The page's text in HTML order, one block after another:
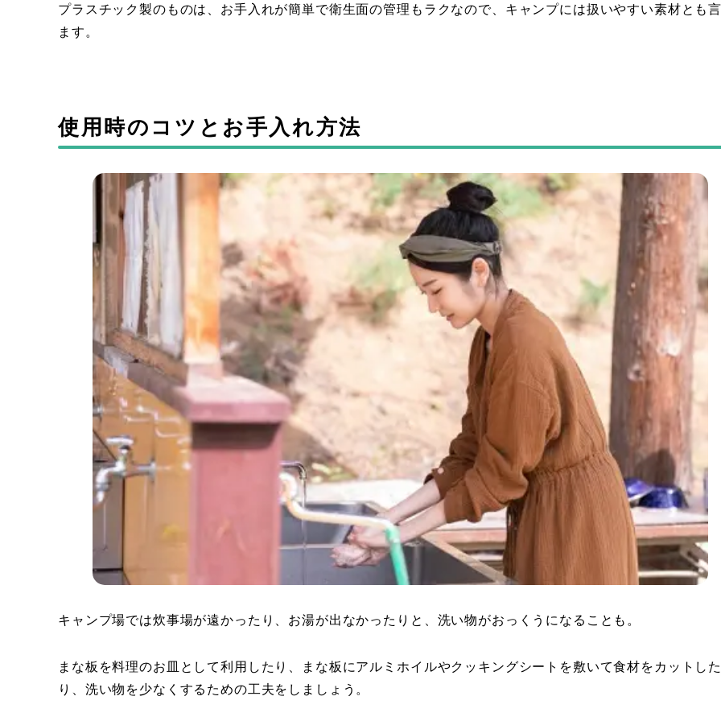
プラスチック製のものは、お手入れが簡単で衛生面の管理もラクなので、キャンプには扱いやすい素材とも
ます。
使用時のコツとお手入れ方法
キャンプ場では炊事場が遠かったり、お湯が出なかったりと、洗い物がおっくうになることも。
まな板を料理のお皿として利用したり、まな板にアルミホイルやクッキングシートを敷いて食材をカットし
り、洗い物を少なくするための工夫をしましょう。